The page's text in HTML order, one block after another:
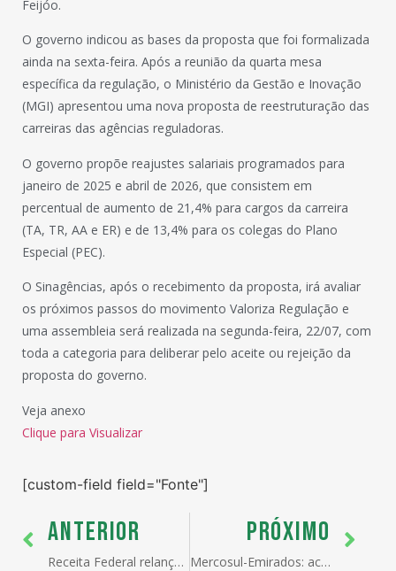
Feijóo.
O governo indicou as bases da proposta que foi formalizada
ainda na sexta-feira. Após a reunião da quarta mesa
específica da regulação, o Ministério da Gestão e Inovação
(MGI) apresentou uma nova proposta de reestruturação das
carreiras das agências reguladoras.
O governo propõe reajustes salariais programados para
janeiro de 2025 e abril de 2026, que consistem em
percentual de aumento de 21,4% para cargos da carreira
(TA, TR, AA e ER) e de 13,4% para os colegas do Plano
Especial (PEC).
O Sinagências, após o recebimento da proposta, irá avaliar
os próximos passos do movimento Valoriza Regulação e
uma assembleia será realizada na segunda-feira, 22/07, com
toda a categoria para deliberar pelo aceite ou rejeição da
proposta do governo.
Veja anexo
Clique para Visualizar
[custom-field field="Fonte"]
ANTERIOR
Receita Federal relança vários Manuais Aduaneiros
PRÓXIMO
Mercosul-Emirados: acordo deve sair em novembro